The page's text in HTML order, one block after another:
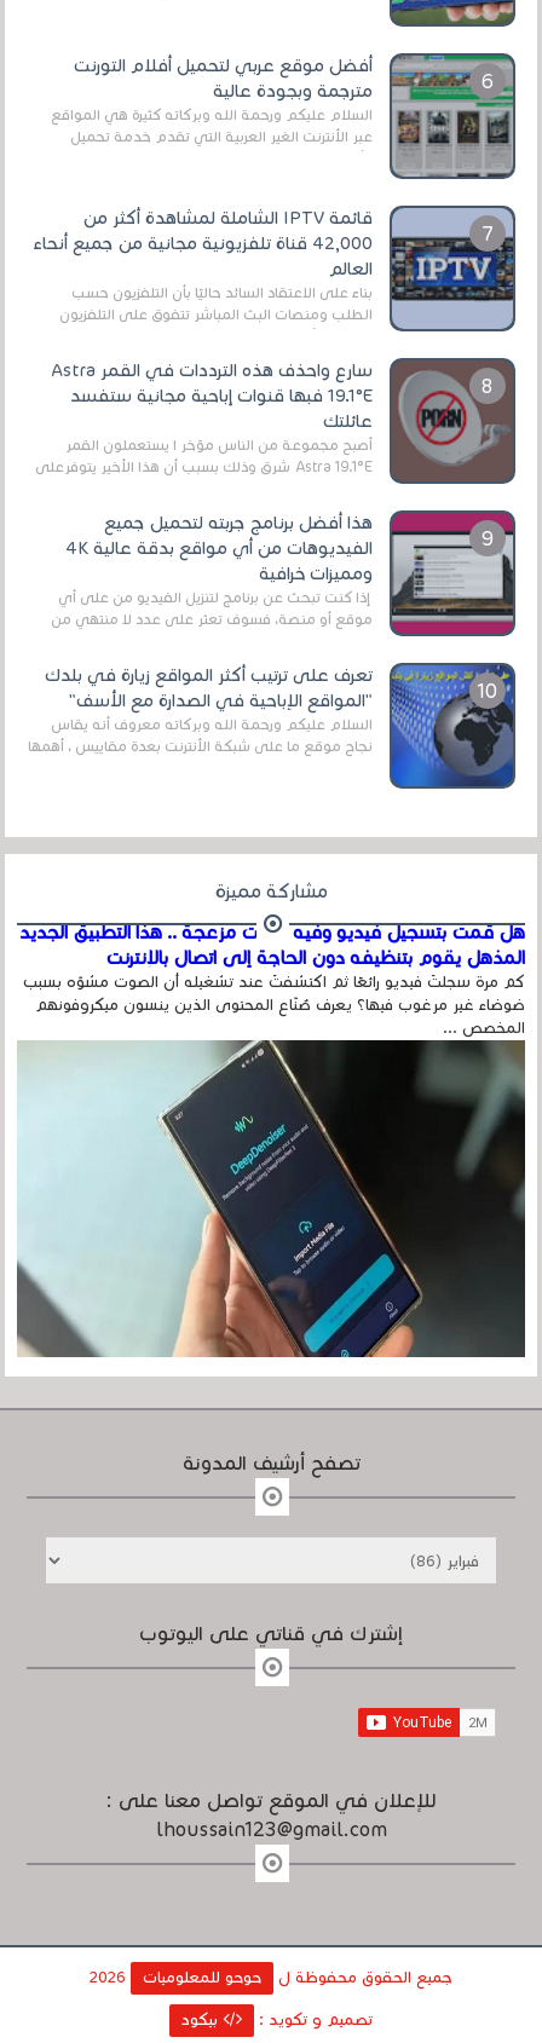
أفضل موقع عربي لتحميل أفلام التورنت
مترجمة وبجودة عالية
السلام عليكم ورحمة الله وبركاته كثيرة هي المواقع
عبر الأنترنت الغير العربية التي تقدم خدمة تحميل
قائمة IPTV الشاملة لمشاهدة أكثر من
42,000 قناة تلفزيونية مجانية من جميع أنحاء
العالم
بناءً على الاعتقاد السائد حاليًا بأن التلفزيون حسب
الطلب ومنصات البث المباشر تتفوق على التلفزيون
سارع واحذف هذه الترددات في القمر Astra
19.1°E فبها قنوات إباحية مجانية ستفسد
عائلتك
أصبح مجموعة من الناس مؤخر ا يستعملون القمر
Astra 19.1°E شرق وذلك بسبب أن هذا الأخير يتوفرعلى
هذا أفضل برنامج جربته لتحميل جميع
الفيديوهات من أي مواقع بدقة عالية 4K
ومميزات خرافية
إذا كنت تبحث عن برنامج لتنزيل الفيديو من على أي
موقع أو منصة، فسوف تعثر على عدد لا منتهي من
تعرف على ترتيب أكثر المواقع زيارة في بلدك
"المواقع الإباحية في الصدارة مع الأسف"
السلام عليكم ورحمة الله وبركاته معروف أنه يقاس
نجاح موقع ما على شبكة الأنترنت بعدة مقاييس ، أهمها
مشاركة مميزة
هل قمت بتسجيل فيديو وفيه أصوت مزعجة .. هذا التطبيق الجديد
المذهل يقوم بتنظيفه دون الحاجة إلى اتصال بالإنترنت
كم مرة سجلتَ فيديو رائعًا ثم اكتشفتَ عند تشغيله أن الصوت مشوّه بسبب
ضوضاء غير مرغوب فيها؟ يعرف صُنّاع المحتوى الذين ينسون ميكروفونهم
المخصص ...
تصفح أرشيف المدونة
إشترك في قناتي على اليوتوب
للإعلان في الموقع تواصل معنا على :
lhoussain123@gmail.com
جميع الحقوق محفوظة ل حوحو للمعلوميات
تصميم و تكويد : بيكود